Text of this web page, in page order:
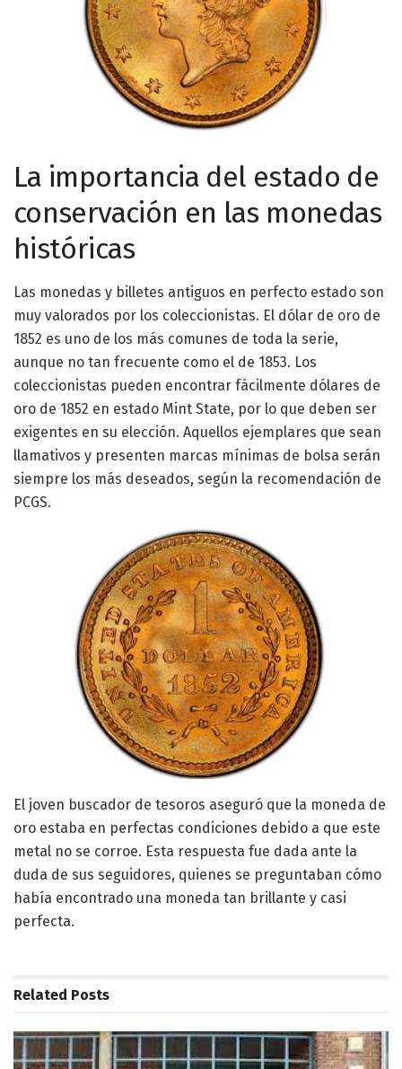
La importancia del estado de
conservación en las monedas
históricas
Las monedas y billetes antiguos en perfecto estado son
muy valorados por los coleccionistas. El dólar de oro de
1852 es uno de los más comunes de toda la serie,
aunque no tan frecuente como el de 1853. Los
coleccionistas pueden encontrar fácilmente dólares de
oro de 1852 en estado Mint State, por lo que deben ser
exigentes en su elección. Aquellos ejemplares que sean
llamativos y presenten marcas mínimas de bolsa serán
siempre los más deseados, según la recomendación de
PCGS.
El joven buscador de tesoros aseguró que la moneda de
oro estaba en perfectas condiciones debido a que este
metal no se corroe. Esta respuesta fue dada ante la
duda de sus seguidores, quienes se preguntaban cómo
había encontrado una moneda tan brillante y casi
perfecta.
Related Posts